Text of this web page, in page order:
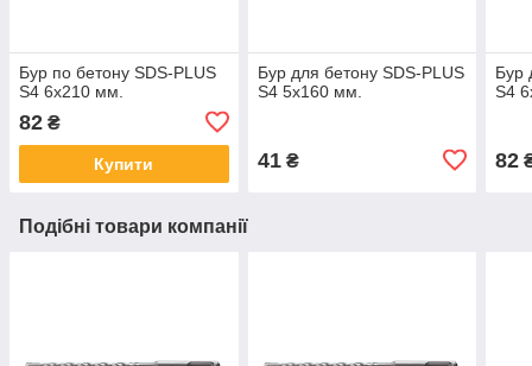
Бур по бетону SDS-PLUS
S4 6x210 мм.
82 ₴
Купити
Бур для бетону SDS-PLUS
S4 5x160 мм.
41₴
Бур
S4
82
Подібні товари компанії